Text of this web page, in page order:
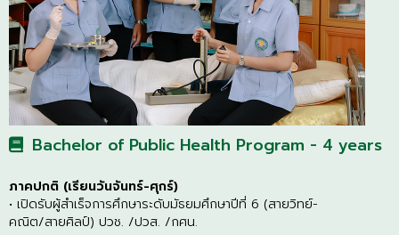
Bachelor of Public Health Program - 4 years
ภาคปกติ (เรียนวันจันทร์-ศุกร์)
• เปิดรับผู้สำเร็จการศึกษาระดับมัธยมศึกษาปีที่ 6 (สายวิทย์-
คณิต/สายศิลป์) ปวช. /ปวส. /กศน.